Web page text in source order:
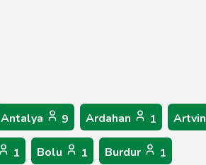
Antalya 9 Ardahan 1 Artvin
1 Bolu 1 Burdur 1